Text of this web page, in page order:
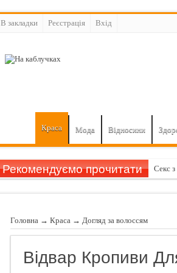
В закладки Реєстрація Вхiд
Краса Мода Відносини
Рекомендуємо прочитати Секс
Як
Головна → Краса → Догляд за волоссям
Відвар Кропиви